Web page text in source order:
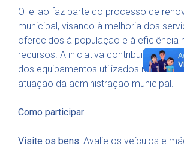
O leilão faz parte do processo de
municipal, visando à melhoria dos
oferecidos à população e à eficiência
recursos. A iniciativa contribui para a
dos equipamentos utilizados nas
atuação da administração municipal.
Como participar
Visite os bens: Avalie os veículos e